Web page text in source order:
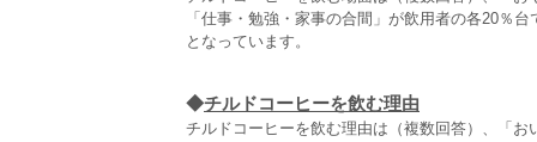
「仕事・勉強・家事の合間」が飲用者の各20％
となっています。
◆チルドコーヒーを飲む理由
チルドコーヒーを飲む理由は（複数回答）、「